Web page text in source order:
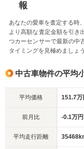
報
あなたの愛車を査定する時
より高額な査定金額を引き
つカーセンサーで最新の中
タイミングを見極めましょう
中古車物件の平均
平均価格 151.7万
前月比 -0.1万円
平均走行距離